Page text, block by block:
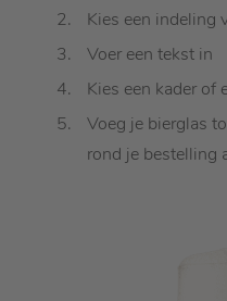
Kies een indeling
Voer een tekst in
Kies een kader of
Voeg je bierglas
rond je bestelling